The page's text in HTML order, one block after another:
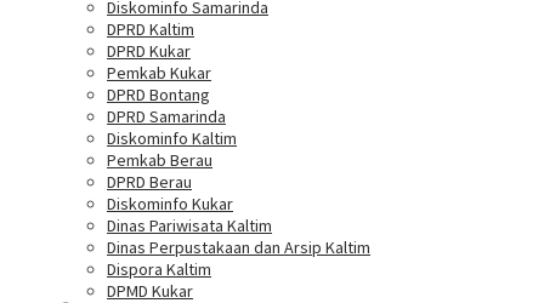
Diskominfo Samarinda
DPRD Kaltim
DPRD Kukar
Pemkab Kukar
DPRD Bontang
DPRD Samarinda
Diskominfo Kaltim
Pemkab Berau
DPRD Berau
Diskominfo Kukar
Dinas Pariwisata Kaltim
Dinas Perpustakaan dan Arsip Kaltim
Dispora Kaltim
DPMD Kukar